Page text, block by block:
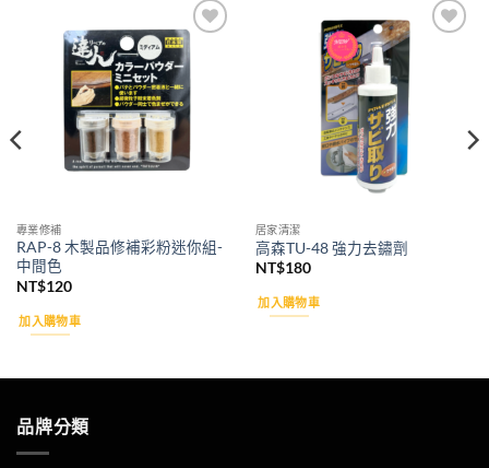
Add to
wishlist
專業修補
RAP-8 木製品修補彩粉迷你組-
中間色
NT$120
加入購物車
居家清潔
高森TU-48 強力去鏽劑
NT$180
加入購物車
品牌分類